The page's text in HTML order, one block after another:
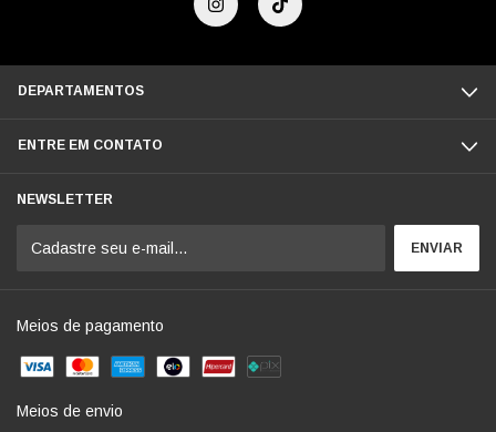
DEPARTAMENTOS
ENTRE EM CONTATO
NEWSLETTER
Meios de pagamento
Meios de envio